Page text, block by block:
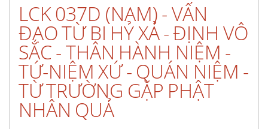
LCK 037D (NAM) - VẤN
ĐẠO TỪ BI HỶ XẢ - ĐỊNH VÔ
SẮC - THÂN HÀNH NIỆM -
TỨ-NIỆM XỨ - QUÁN NIỆM -
TỪ TRƯỜNG GẶP PHẬT
NHÂN QUẢ